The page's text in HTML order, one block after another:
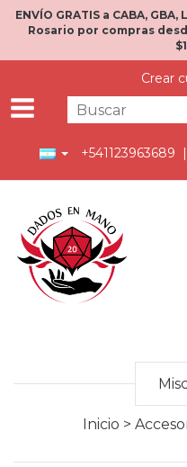
ENVÍO GRATIS a CABA,
Rosario por compras
Crear
+541123963689 |
Inicio >